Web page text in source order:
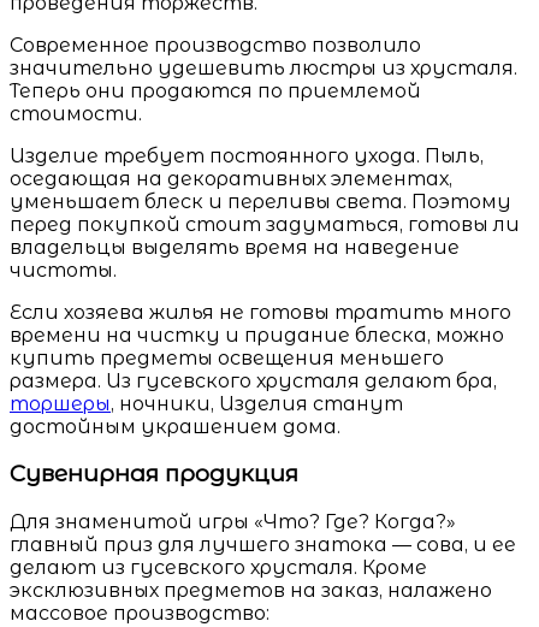
Современное производство позволило
значительно удешевить люстры из хрусталя.
Теперь они продаются по приемлемой
стоимости.
Изделие требует постоянного ухода. Пыль,
оседающая на декоративных элементах,
уменьшает блеск и переливы света. Поэтому
перед покупкой стоит задуматься, готовы ли
владельцы выделять время на наведение
чистоты.
Если хозяева жилья не готовы тратить много
времени на чистку и придание блеска, можно
купить предметы освещения меньшего
размера. Из гусевского хрусталя делают бра,
торшеры, ночники, Изделия станут
достойным украшением дома.
Сувенирная продукция
Для знаменитой игры «Что? Где? Когда?»
главный приз для лучшего знатока — сова, и ее
делают из гусевского хрусталя. Кроме
эксклюзивных предметов на заказ, налажено
массовое производство: